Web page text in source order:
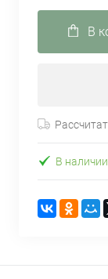
В
В наличии